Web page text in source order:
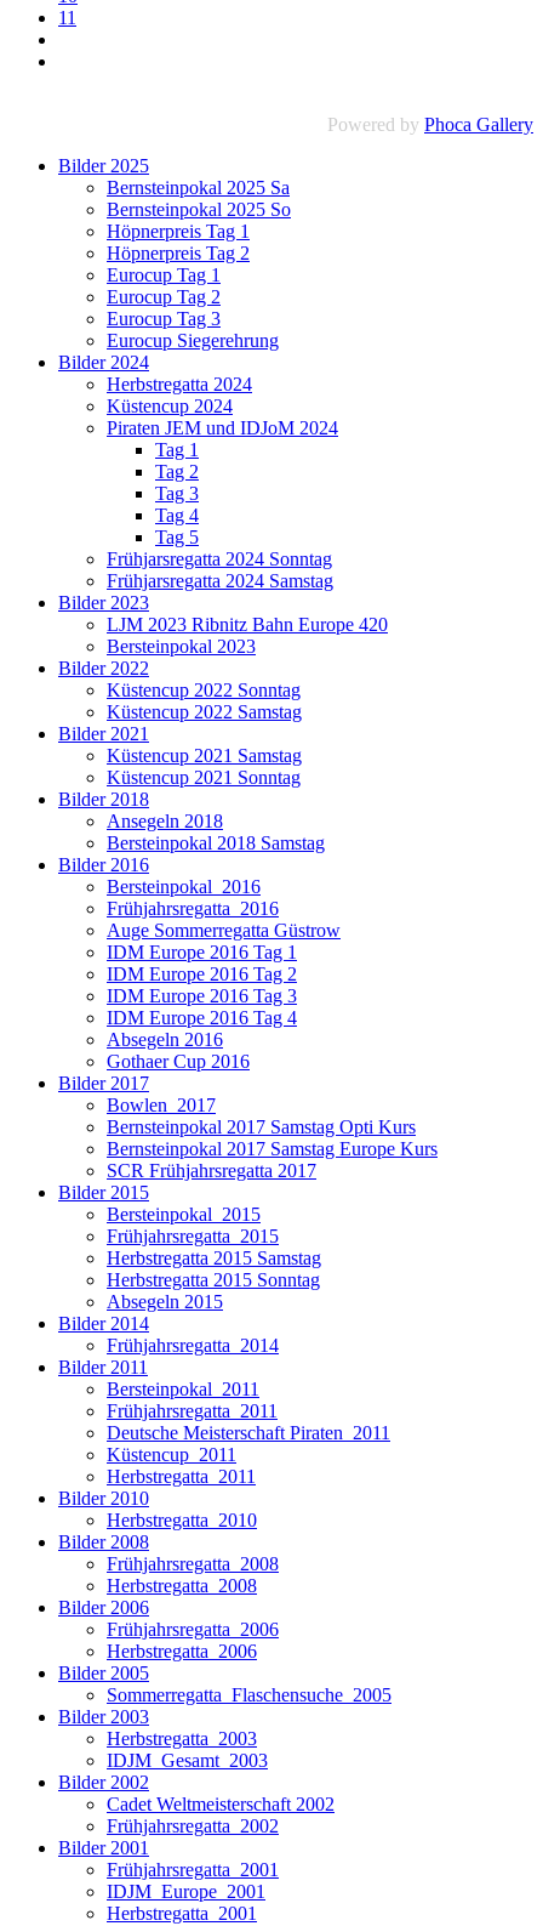
11
Powered by Phoca Gallery
Bilder 2025
Bernsteinpokal 2025 Sa
Bernsteinpokal 2025 So
Höpnerpreis Tag 1
Höpnerpreis Tag 2
Eurocup Tag 1
Eurocup Tag 2
Eurocup Tag 3
Eurocup Siegerehrung
Bilder 2024
Herbstregatta 2024
Küstencup 2024
Piraten JEM und IDJoM 2024
Tag 1
Tag 2
Tag 3
Tag 4
Tag 5
Frühjarsregatta 2024 Sonntag
Frühjarsregatta 2024 Samstag
Bilder 2023
LJM 2023 Ribnitz Bahn Europe 420
Bersteinpokal 2023
Bilder 2022
Küstencup 2022 Sonntag
Küstencup 2022 Samstag
Bilder 2021
Küstencup 2021 Samstag
Küstencup 2021 Sonntag
Bilder 2018
Ansegeln 2018
Bersteinpokal 2018 Samstag
Bilder 2016
Bersteinpokal_2016
Frühjahrsregatta_2016
Auge Sommerregatta Güstrow
IDM Europe 2016 Tag 1
IDM Europe 2016 Tag 2
IDM Europe 2016 Tag 3
IDM Europe 2016 Tag 4
Absegeln 2016
Gothaer Cup 2016
Bilder 2017
Bowlen_2017
Bernsteinpokal 2017 Samstag Opti Kurs
Bernsteinpokal 2017 Samstag Europe Kurs
SCR Frühjahrsregatta 2017
Bilder 2015
Bersteinpokal_2015
Frühjahrsregatta_2015
Herbstregatta 2015 Samstag
Herbstregatta 2015 Sonntag
Absegeln 2015
Bilder 2014
Frühjahrsregatta_2014
Bilder 2011
Bersteinpokal_2011
Frühjahrsregatta_2011
Deutsche Meisterschaft Piraten_2011
Küstencup_2011
Herbstregatta_2011
Bilder 2010
Herbstregatta_2010
Bilder 2008
Frühjahrsregatta_2008
Herbstregatta_2008
Bilder 2006
Frühjahrsregatta_2006
Herbstregatta_2006
Bilder 2005
Sommerregatta_Flaschensuche_2005
Bilder 2003
Herbstregatta_2003
IDJM_Gesamt_2003
Bilder 2002
Cadet Weltmeisterschaft 2002
Frühjahrsregatta_2002
Bilder 2001
Frühjahrsregatta_2001
IDJM_Europe_2001
Herbstregatta_2001